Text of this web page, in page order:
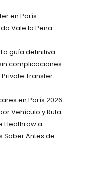
en París:
Vale la Pena
guía definitiva
complicaciones
Transfer:
en París 2026:
Vehículo y Ruta
Heathrow a
Saber Antes de